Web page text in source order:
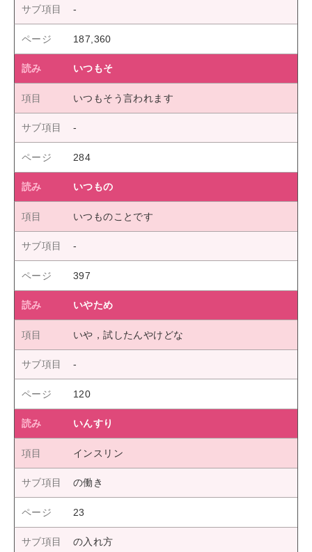
187,360
いつもそ
いつもそう言われます
284
いつもの
いつものことです
397
いやため
いや，試したんやけどな
120
いんすり
インスリン
の働き
23
の入れ方